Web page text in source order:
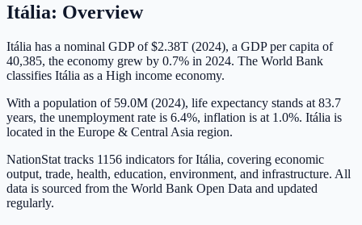
Itália: Overview
Itália has a nominal GDP of $2.38T (2024), a GDP per capita of
40,385, the economy grew by 0.7% in 2024. The World Bank
classifies Itália as a High income economy.
With a population of 59.0M (2024), life expectancy stands at 83.7
years, the unemployment rate is 6.4%, inflation is at 1.0%. Itália is
located in the Europe & Central Asia region.
NationStat tracks 1156 indicators for Itália, covering economic
output, trade, health, education, environment, and infrastructure. All
data is sourced from the World Bank Open Data and updated
regularly.